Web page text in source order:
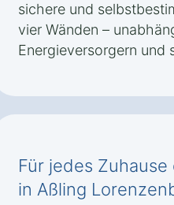
sichere und
vier Wänden –
Energieversorgern und
Für jedes
in Aßling